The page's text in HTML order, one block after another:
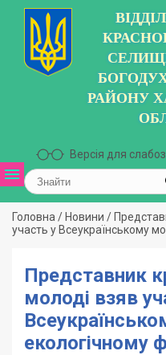
РАЙОНУ
Версія для
Головна / Новини /
участь у Всеукраїнському
Представник
молоді взяв
екологічному